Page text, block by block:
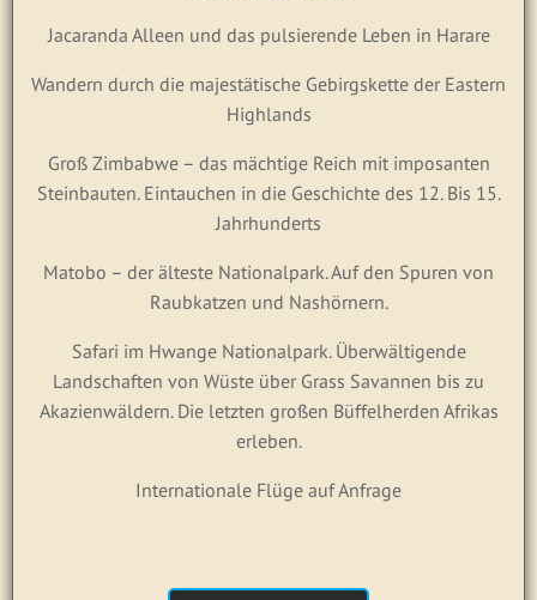
Jacaranda Alleen und das pulsierende Leben in Harare
Wandern durch die majestätische Gebirgskette der Eastern
Highlands
Groß Zimbabwe – das mächtige Reich mit imposanten
Steinbauten. Eintauchen in die Geschichte des 12. Bis 15.
Jahrhunderts
Matobo – der älteste Nationalpark. Auf den Spuren von
Raubkatzen und Nashörnern.
Safari im Hwange Nationalpark. Überwältigende
Landschaften von Wüste über Grass Savannen bis zu
Akazienwäldern. Die letzten großen Büffelherden Afrikas
erleben.
Internationale Flüge auf Anfrage